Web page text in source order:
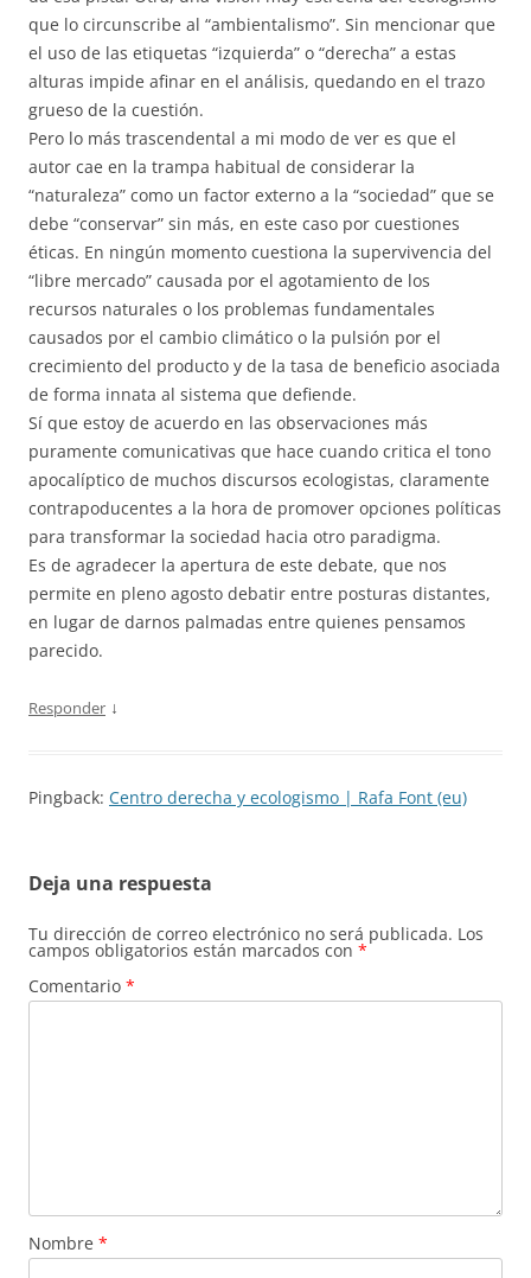
que lo circunscribe al “ambientalismo”. Sin mencionar que
el uso de las etiquetas “izquierda” o “derecha” a estas
alturas impide afinar en el análisis, quedando en el trazo
grueso de la cuestión.
Pero lo más trascendental a mi modo de ver es que el
autor cae en la trampa habitual de considerar la
“naturaleza” como un factor externo a la “sociedad” que se
debe “conservar” sin más, en este caso por cuestiones
éticas. En ningún momento cuestiona la supervivencia del
“libre mercado” causada por el agotamiento de los
recursos naturales o los problemas fundamentales
causados por el cambio climático o la pulsión por el
crecimiento del producto y de la tasa de beneficio asociada
de forma innata al sistema que defiende.
Sí que estoy de acuerdo en las observaciones más
puramente comunicativas que hace cuando critica el tono
apocalíptico de muchos discursos ecologistas, claramente
contrapoducentes a la hora de promover opciones políticas
para transformar la sociedad hacia otro paradigma.
Es de agradecer la apertura de este debate, que nos
permite en pleno agosto debatir entre posturas distantes,
en lugar de darnos palmadas entre quienes pensamos
parecido.
Responder ↓
Pingback: Centro derecha y ecologismo | Rafa Font (eu)
Deja una respuesta
Tu dirección de correo electrónico no será publicada. Los
campos obligatorios están marcados con *
Comentario *
Nombre *